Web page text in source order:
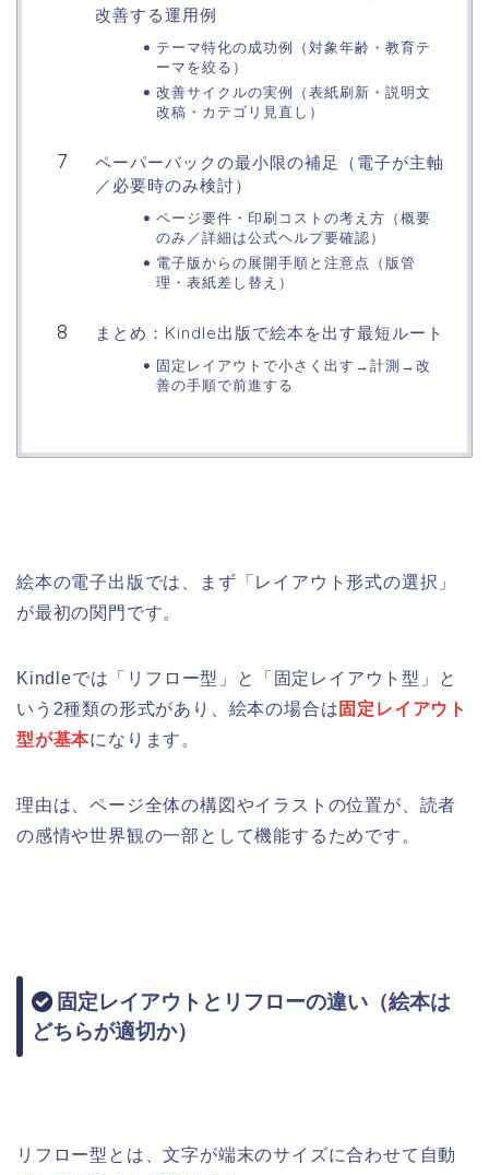
改善する運用例
テーマ特化の成功例（対象年齢・教育テ
ーマを絞る）
改善サイクルの実例（表紙刷新・説明文
改稿・カテゴリ見直し）
ペーパーバックの最小限の補足（電子が主軸
／必要時のみ検討）
ページ要件・印刷コストの考え方（概要
のみ／詳細は公式ヘルプ要確認）
電子版からの展開手順と注意点（版管
理・表紙差し替え）
まとめ：Kindle出版で絵本を出す最短ルート
固定レイアウトで小さく出す→計測→改
善の手順で前進する
絵本の電子出版では、まず「レイアウト形式の選択」
が最初の関門です。
Kindleでは「リフロー型」と「固定レイアウト型」と
いう2種類の形式があり、絵本の場合は 固定レイアウト
型が基本になります。
理由は、ページ全体の構図やイラストの位置が、読者
の感情や世界観の一部として機能するためです。
固定レイアウトとリフローの違い（絵本は
どちらが適切か）
リフロー型とは、文字が端末のサイズに合わせて自動